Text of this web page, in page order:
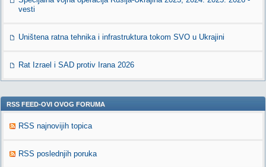
vesti
Uništena ratna tehnika i infrastruktura tokom SVO u Ukrajini
Rat Izrael i SAD protiv Irana 2026
RSS FEED-OVI OVOG FORUMA
RSS najnovijih topica
RSS poslednjih poruka